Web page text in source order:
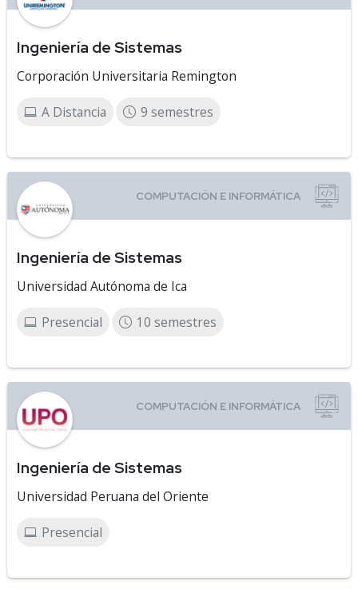
Ingeniería de Sistemas
Corporación Universitaria Remington
A Distancia 9 semestres
Ingeniería de Sistemas
Universidad Autónoma de Ica
Presencial 10 semestres
Ingeniería de Sistemas
Universidad Peruana del Oriente
Presencial